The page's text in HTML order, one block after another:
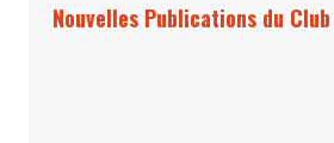
Nouvelles Publications du Club